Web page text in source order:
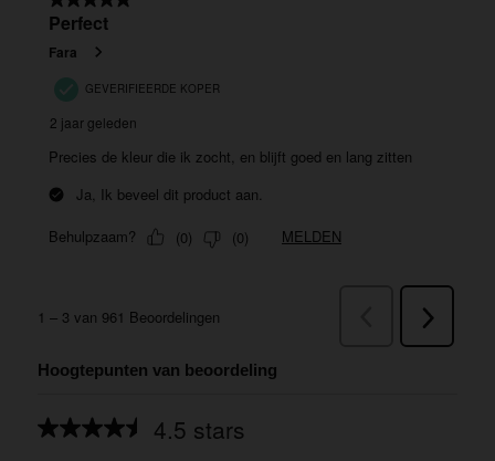
Hoogtepunten van beoordeling
4.5 stars
Average